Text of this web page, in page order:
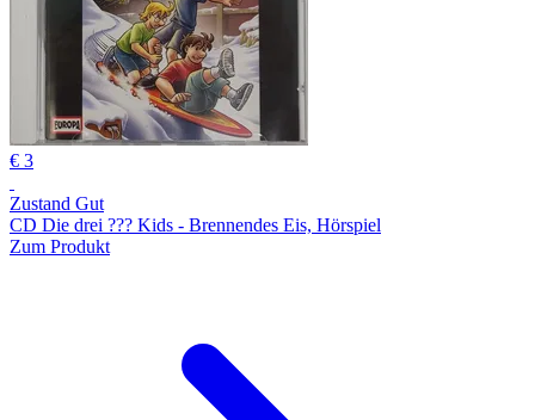
€ 3
Zustand Gut
CD Die drei ??? Kids - Brennendes Eis, Hörspiel
Zum Produkt